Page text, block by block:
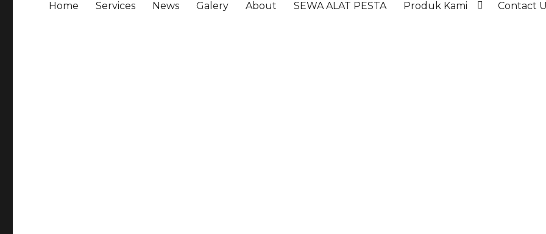
Home Services News Galery About SEWA ALAT PESTA Produk Kami Contact